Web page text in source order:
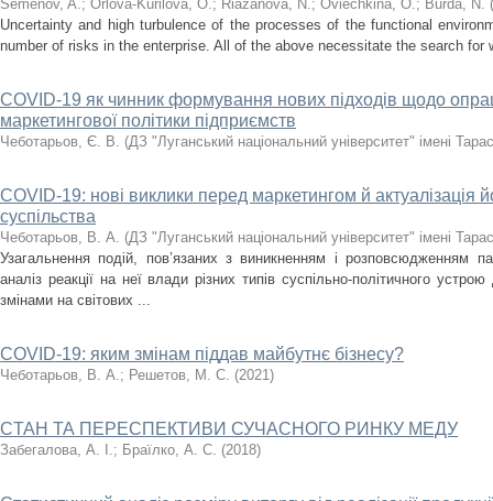
Semenov, A.; Orlova-Kurilova, O.; Riazanova, N.; Ovіechkina, O.; Burda, N. (
Uncertainty and high turbulence of the processes of the functional
number of risks in the enterprise. All of the above necessitate the search
COVID-19 як чинник формування нових підходів щодо
маркетингової політики підприємств
Чеботарьов, Є. В. (ДЗ "Луганський національний університет" імені
COVID-19: нові виклики перед маркетингом й актуалізація
суспільства
Чеботарьов, В. А. (ДЗ "Луганський національний університет" імені
Узагальнення подій, пов’язаних з виникненням і розповсюдженням
аналіз реакції на неї влади різних типів суспільно-політичного
змінами на світових ...
COVID-19: яким змінам піддав майбутнє бізнесу?
Чеботарьов, В. А.; Решетов, М. С. (2021)
CТАН ТА ПЕРЕСПЕКТИВИ СУЧАСНОГО РИНКУ МЕДУ
Забегалова, А. І.; Браїлко, А. С. (2018)